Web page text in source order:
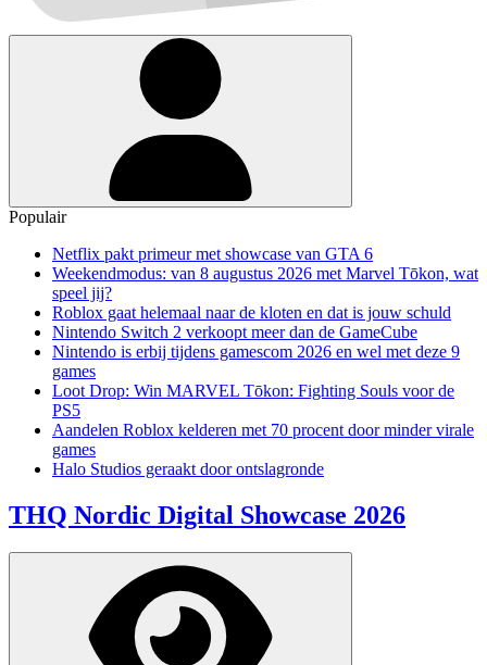
Populair
Netflix pakt primeur met showcase van GTA 6
Weekendmodus: van 8 augustus 2026 met Marvel Tōkon, wat
speel jij?
Roblox gaat helemaal naar de kloten en dat is jouw schuld
Nintendo Switch 2 verkoopt meer dan de GameCube
Nintendo is erbij tijdens gamescom 2026 en wel met deze 9
games
Loot Drop: Win MARVEL Tōkon: Fighting Souls voor de
PS5
Aandelen Roblox kelderen met 70 procent door minder virale
games
Halo Studios geraakt door ontslagronde
THQ Nordic Digital Showcase 2026